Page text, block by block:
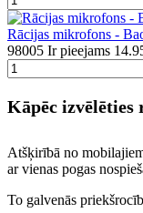
Rācijas mikrofons -
98005 Ir pieejams
Kāpēc izvēlēties
Atšķirībā no
ar vienas pogas
To galvenās